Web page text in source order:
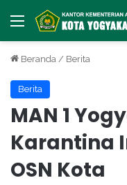
Menu
Beranda / Berita
Berita
MAN 1
Karantina
OSN Kota